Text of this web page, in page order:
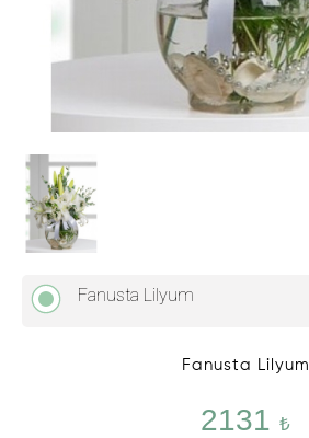
Fanusta Lilyum
Fanusta Lilyum
2131 ₺